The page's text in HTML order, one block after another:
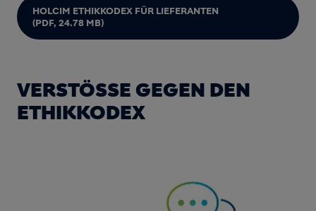
HOLCIM ETHIKKODEX FÜR LIEFERANTEN
(PDF, 24.78 MB)
VERSTÖSSE GEGEN DEN E
THIKKODEX